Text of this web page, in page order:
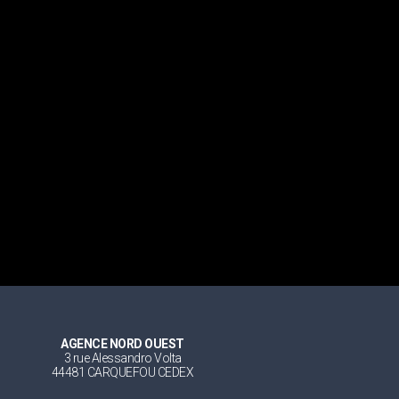
AGENCE NORD OUEST
3 rue Alessandro Volta
44481 CARQUEFOU CEDEX